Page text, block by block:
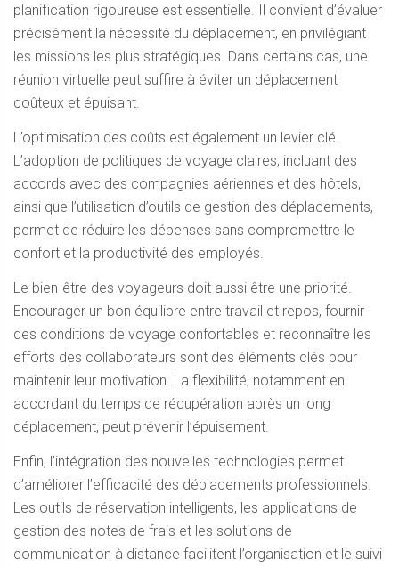
planification rigoureuse est essentielle. Il convient d’évaluer
précisément la nécessité du déplacement, en privilégiant
les missions les plus stratégiques. Dans certains cas, une
réunion virtuelle peut suffire à éviter un déplacement
coûteux et épuisant.
L’optimisation des coûts est également un levier clé.
L’adoption de politiques de voyage claires, incluant des
accords avec des compagnies aériennes et des hôtels,
ainsi que l’utilisation d’outils de gestion des déplacements,
permet de réduire les dépenses sans compromettre le
confort et la productivité des employés.
Le bien-être des voyageurs doit aussi être une priorité.
Encourager un bon équilibre entre travail et repos, fournir
des conditions de voyage confortables et reconnaître les
efforts des collaborateurs sont des éléments clés pour
maintenir leur motivation. La flexibilité, notamment en
accordant du temps de récupération après un long
déplacement, peut prévenir l’épuisement.
Enfin, l’intégration des nouvelles technologies permet
d’améliorer l’efficacité des déplacements professionnels.
Les outils de réservation intelligents, les applications de
gestion des notes de frais et les solutions de
communication à distance facilitent l’organisation et le suivi